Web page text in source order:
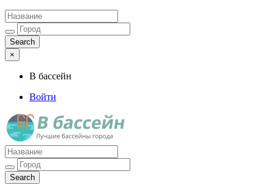
×
В бассейн
Войти
Лучшие бассейны города